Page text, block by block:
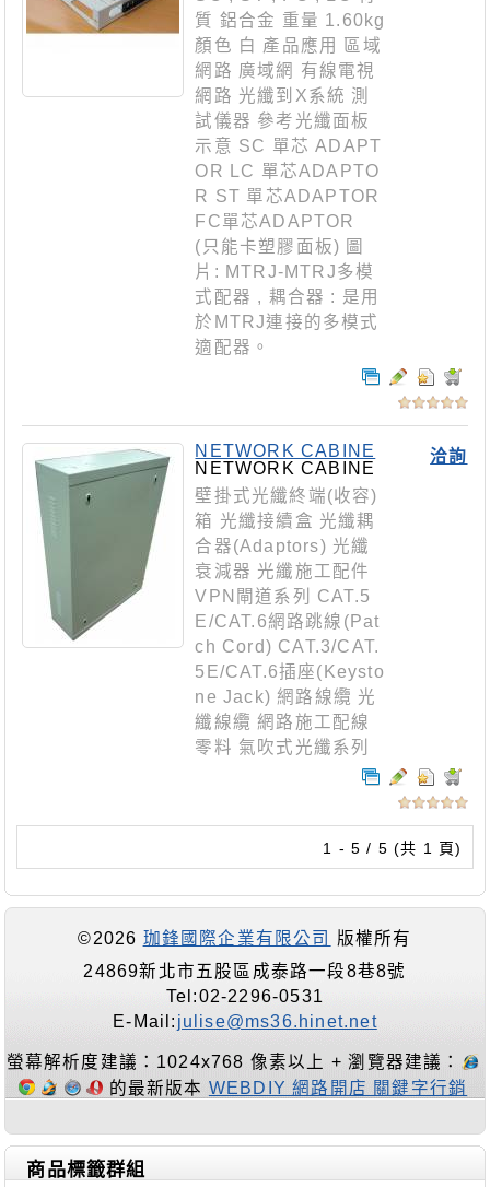
質 鋁合金 重量 1.60kg
顏色 白 產品應用 區域
網路 廣域網 有線電視
網路 光纖到X系統 測
試儀器 參考光纖面板
示意 SC 單芯 ADAPT
OR LC 單芯ADAPTO
R ST 單芯ADAPTOR
FC單芯ADAPTOR
(只能卡塑膠面板) 圖
片: MTRJ-MTRJ多模
式配器 , 耦合器 : 是用
於MTRJ連接的多模式
適配器。
洽詢
NETWORK CABINE
T
NETWORK CABINE
T
壁掛式光纖終端(收容)
箱 光纖接續盒 光纖耦
合器(Adaptors) 光纖
衰減器 光纖施工配件
VPN閘道系列 CAT.5
E/CAT.6網路跳線(Pat
ch Cord) CAT.3/CAT.
5E/CAT.6插座(Keysto
ne Jack) 網路線纜 光
纖線纜 網路施工配線
零料 氣吹式光纖系列
1 - 5 / 5 (共 1 頁)
©2026 珈鋒國際企業有限公司
版權所有
24869新北市五股區成泰路一段8巷8號
Tel:02-2296-0531
E-Mail: julise@ms36.hinet.net
螢幕解析度建議：1024x768 像素以上 + 瀏覽器建議：
的最新版本 WEBDIY 網路開店 關鍵字行銷
商品標籤群組